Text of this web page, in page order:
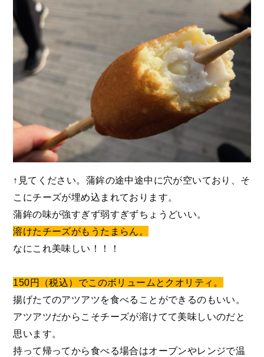
↑見てください。蒲鉾の途中途中に穴が空いており、そ
こにチーズが埋め込まれております。
蒲鉾の味が強すぎず弱すぎずちょうどいい。
溶けたチーズがもうたまらん。
なにこれ美味しい！！！
150円（税込）でこのボリュームとクオリティ。
揚げたてのアツアツを食べることができるのもいい。
アツアツだからこそチーズが溶けてて美味しいのだと
思います。
持って帰ってから食べる場合はオーブンやレンジで温